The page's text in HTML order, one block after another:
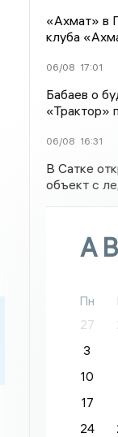
«Ахмат» в
клуба
06/08 17:01
Бабаев о
«Трактор»
06/08 16:31
В Сатке
объект с
Пн
27
3
10
17
24